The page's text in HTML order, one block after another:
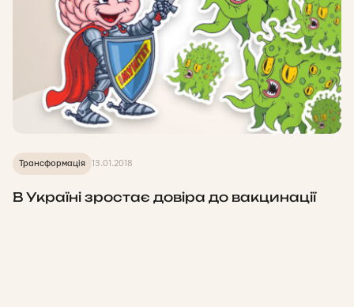
Трансформація 13.01.2018
В Україні зростає довіра до вакцинації